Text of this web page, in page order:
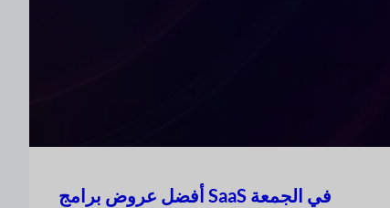
أفضل عروض برامج SaaS في الجمعة